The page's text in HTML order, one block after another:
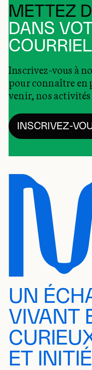
METTEZ
DANS
Inscrivez-vous à
pour connaître en
venir, nos
INSCRIVEZ-
UN
VIVANT
ET